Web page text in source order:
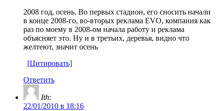
2008 год, осень. Во первых стадион, его снoсить начали
в конце 2008-го, во-вторых реклама EVO, компания как
раз по моему в 2008-ом начала работу и реклама
объясняет это. Ну и в третьих, деревья, видно что
желтеют, значит осень
[Цитировать]
Ответить
Ith:
22/01/2010 в 18:16